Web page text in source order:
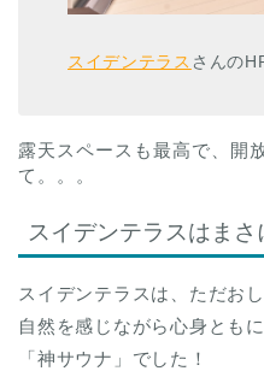
スイデンテラス さんの
露天スペースも最高で、開
て。。。
スイデンテラスはまさ
スイデンテラスは、ただお
自然を感じながら心身とも
「神サウナ」でした！